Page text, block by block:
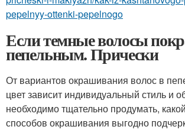
pepelnyy-ottenki-pepelnogo
Если темные волосы
пепельным. Прически
От вариантов окрашивания волос в
цвет зависит индивидуальный стиль и
необходимо тщательно продумать,
способов окрашивания выгодно